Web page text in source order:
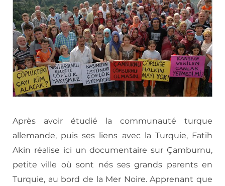
Après avoir étudié la communauté turque
allemande, puis ses liens avec la Turquie, Fatih
Akin réalise ici un documentaire sur Çamburnu,
petite ville où sont nés ses grands parents en
Turquie, au bord de la Mer Noire. Apprenant que